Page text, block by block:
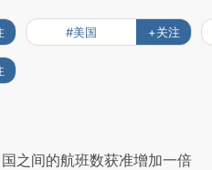
#美国 +关注
之间的航班数获准增加一倍